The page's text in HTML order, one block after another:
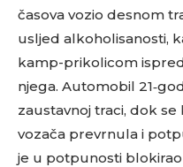
časova vozio desnom
usljed alkoholisanosti,
kamp-prikolicom
njega. Automobil
zaustavnoj traci, dok
vozača prevrnula i
je u potpunosti